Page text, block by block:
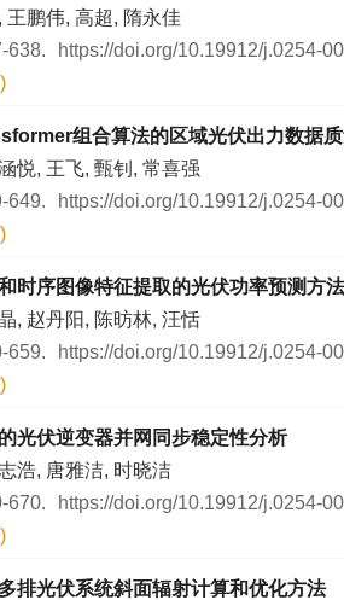
王鹏伟, 高超, 隋永佳
638.
https://doi.org/10.19912/j.0254-
)
组合算法的区域光伏出力数据
悦, 王飞, 甄钊, 常喜强
649.
https://doi.org/10.19912/j.0254-
)
时序图像特征提取的光伏功率预测方法
, 赵丹阳, 陈昉林, 汪恬
659.
https://doi.org/10.19912/j.0254-
)
光伏逆变器并网同步稳定性分析
浩, 唐雅洁, 时晓洁
670.
https://doi.org/10.19912/j.0254-
)
排光伏系统斜面辐射计算和优化方法